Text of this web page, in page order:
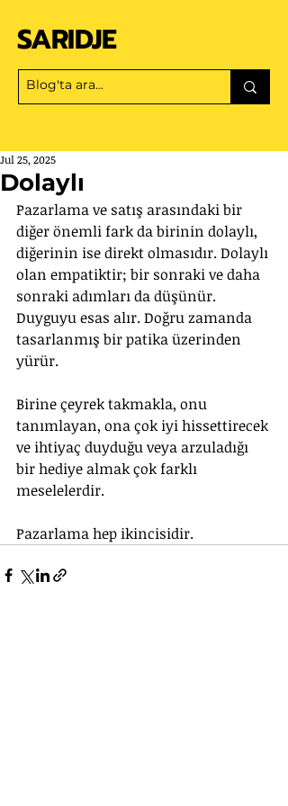
SARIDJE
Dolaylı
Jul 25, 2025
Pazarlama ve satış arasındaki bir
diğer önemli fark da birinin dolaylı,
diğerinin ise direkt olmasıdır. Dolaylı
olan empatiktir; bir sonraki ve daha
sonraki adımları da düşünür.
Duyguyu esas alır. Doğru zamanda
tasarlanmış bir patika üzerinden
yürür.
Birine çeyrek takmakla, onu
tanımlayan, ona çok iyi hissettirecek
ve ihtiyaç duyduğu veya arzuladığı
bir hediye almak çok farklı
meselelerdir.
Pazarlama hep ikincisidir.